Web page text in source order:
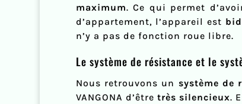
maximum. Ce qui permet
d’appartement, l’appareil est
n’y a pas de fonction roue libre.
Le système de résistance et le
Nous retrouvons un système de
VANGONA d’être très silencieux.